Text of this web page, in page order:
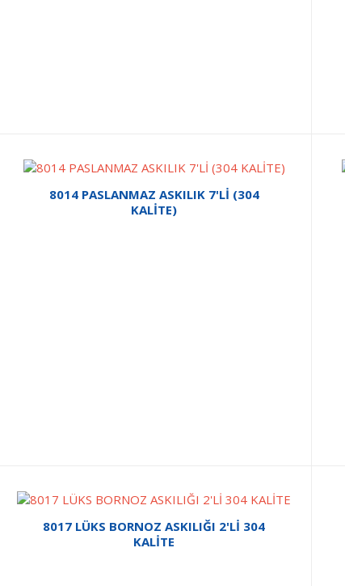
8014 PASLANMAZ ASKILIK 7'Lİ (304
KALİTE)
8017 LÜKS BORNOZ ASKILIĞI 2'Lİ 304
KALİTE